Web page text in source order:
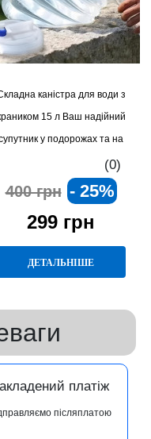
каністра для води з
15 л Ваш надійний
у подорожах та на
(0)
400 грн - 25%
299 грн
ДЕТАЛЬНІШЕ
платіж
післяплатою